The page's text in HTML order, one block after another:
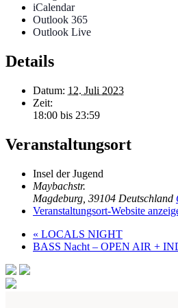
iCalendar
Outlook 365
Outlook Live
Details
Datum: 12. Juli 2023
Zeit:
18:00 bis 23:59
Veranstaltungsort
Insel der Jugend
Maybachstr.
Magdeburg 39104 Deutschland
Veranstaltungsort-Website
« LOCALS NIGHT
BASS Nacht – OPEN AIR +